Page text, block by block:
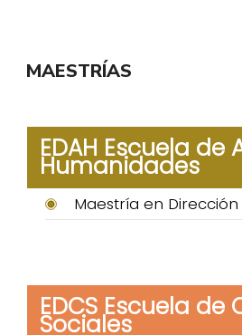
MAESTRÍAS
EDAH Escuela de
Humanidades
Maestría en
EDCS Escuela de
Sociales